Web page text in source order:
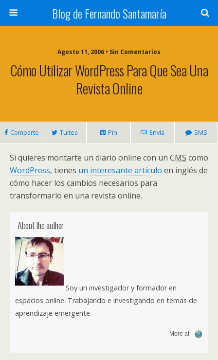
Blog de Fernando Santamaría
Agosto 11, 2006 • Sin Comentarios
Cómo Utilizar WordPress Para Que Sea Una
Revista Online
Comparte Tuitea Pin Envía SMS
Si quieres montarte un diario online con un CMS como
WordPress, tienes un interesante artículo en inglés de
cómo hacer los cambios necesarios para
transformarlo en una revista online.
About the author
Soy un investigador y formador en
espacios online. Trabajando e investigando en temas de
aprendizaje emergente.
More at